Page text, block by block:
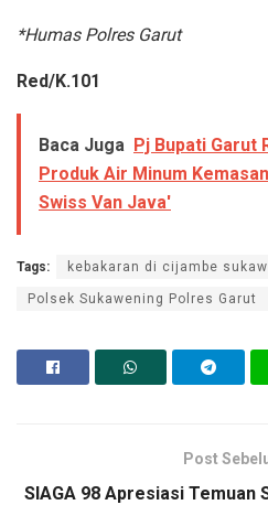
*Humas Polres Garut
Red/K.101
Baca Juga Pj Bupati Garut
Produk Air Minum
Swiss Van Java'
Tags: kebakaran di cijambe
Polsek Sukawening Polres Garut
Post
SIAGA 98 Apresiasi Temuan